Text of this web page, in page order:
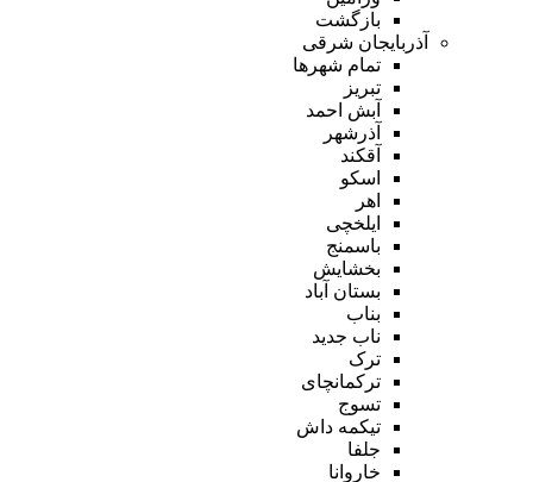
بازگشت
آذربایجان شرقی
تمام شهر‌ها
تبریز
آبش احمد
آذرشهر
آقکند
اسکو
اهر
ایلخچی
باسمنج
بخشایش
بستان آباد
بناب
ناب جدید
ترک
ترکمانچای
تسوج
تیکمه داش
جلفا
خاروانا